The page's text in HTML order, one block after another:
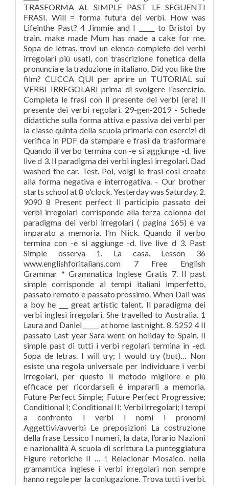
TRASFORMA AL SIMPLE PAST LE SEGUENTI
FRASI. Will = forma futura dei verbi. How was
Lifeinthe Past? 4 Jimmie and I _____ to Bristol by
train. make made Mum has made a cake for me.
Sopa de letras. trovi un elenco completo dei verbi
irregolari più usati, con trascrizione fonetica della
pronuncia e la traduzione in italiano. Did you like the
film? CLICCA QUI per aprire un TUTORIAL sui
VERBI IRREGOLARI prima di svolgere l'esercizio.
Completa le frasi con il presente dei verbi (ere) Il
presente dei verbi regolari. 29-gen-2019 - Schede
didattiche sulla forma attiva e passiva dei verbi per
la classe quinta della scuola primaria con esercizi di
verifica in PDF da stampare e frasi da trasformare
Quando il verbo termina con -e si aggiunge -d. live
live d 3. Il paradigma dei verbi inglesi irregolari. Dad
washed the car. Test. Poi, volgi le frasi così create
alla forma negativa e interrogativa. - Our brother
starts school at 8 o'clock. Yesterday was Saturday. 2.
9090 8 Present perfect Il participio passato dei
verbi irregolari corrisponde alla terza colonna del
paradigma dei verbi irregolari ( pagina 165) e va
imparato a memoria. I’m Nick. Quando il verbo
termina con -e si aggiunge -d. live live d 3. Past
Simple osserva 1. La casa. Lesson 36
www.englishforitalians.com 7 Free English
Grammar * Grammatica Inglese Gratis 7. Il past
simple corrisponde ai tempi italiani imperfetto,
passato remoto e passato prossimo. When Dali was
a boy he ___ great artistic talent. Il paradigma dei
verbi inglesi irregolari. She travelled to Australia. 1
Laura and Daniel _____ at home last night. 8. 5252 4 Il
passato Last year Sara went on holiday to Spain. Il
simple past di tutti i verbi regolari termina in -ed.
Sopa de letras. I will try; I would try (but)… Non
esiste una regola universale per individuare i verbi
irregolari, per questo il metodo migliore e più
efficace per ricordarseli è impararli a memoria.
Future Perfect Simple; Future Perfect Progressive;
Conditional I; Conditional II; Verbi irregolari; I tempi
a confronto I verbi I nomi I pronomi
Aggettivi/avverbi Le preposizioni La costruzione
della frase Lessico I numeri, la data, l’orario Nazioni
e nazionalità A scuola di scrittura La punteggiatura
Figure retoriche Il … ! Relacionar Mosaico. nella
gramamtica inglese i verbi irregolari non sempre
hanno regole per la coniugazione. Trova tutti i verbi.